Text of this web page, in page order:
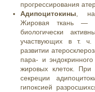
прогрессирования
Адипоцитокины,
Жировая ткань —
биологически
участвующих в т. ч.
развитии
пара- и
жировых клеток. При
секреции
гипоксией